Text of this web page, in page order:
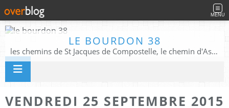
MENU
LE BOURDON 38
les chemins de St Jacques de Compostelle, le chemin d'Assise, La Voie Francigena, et autres chemins ........
VENDREDI 25 SEPTEMBRE 2015